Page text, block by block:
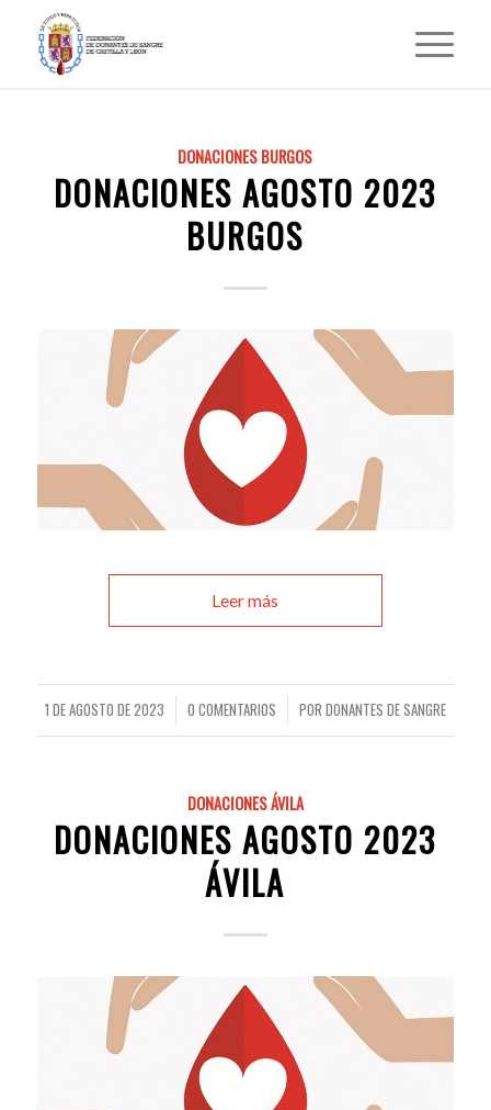
DONACIONES BURGOS
DONACIONES AGOSTO 2023
BURGOS
Leer más
1 DE AGOSTO DE 2023
/ 0 COMENTARIOS
/ POR DONANTES DE SANGRE
DONACIONES ÁVILA
DONACIONES AGOSTO 2023
ÁVILA